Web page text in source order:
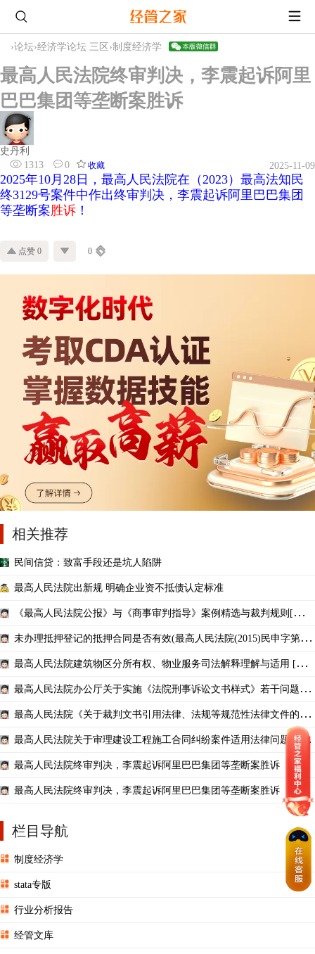
›论坛›经济学论坛 三区 ›制度经济学
最高人民法院终审判决，李震起诉阿里
巴巴集团等垄断案胜诉
史丹利
1313
0 收藏 2025-11-09
2025年10月28日， 最高人民法院在（2023） 最高法知民
终3129号案件中作出终审判决，李震起诉阿里巴巴集团
等垄断案胜诉 ！
点赞 0 0
相关推荐
民间信贷：致富手段还是坑人陷阱
最高人民法院出新规 明确企业资不抵债认定标准
《最高人民法院公报》与《商事审判指导》案例精选与裁判规则[最终
未办理抵押登记的抵押合同是否有效(最高人民法院(2015)民申字第329
最高人民法院建筑物区分所有权、物业服务司法解释理解与适用 [奚
最高人民法院办公厅关于实施《法院刑事诉讼文书样式》若干问题的
最高人民法院《关于裁判文书引用法律、法规等规范性法律文件的规
最高人民法院关于审理建设工程施工合同纠纷案件适用法律问题的解
最高人民法院终审判决，李震起诉阿里巴巴集团等垄断案胜诉
最高人民法院终审判决，李震起诉阿里巴巴集团等垄断案胜诉
栏目导航
制度经济学
stata专版
行业分析报告
经管文库